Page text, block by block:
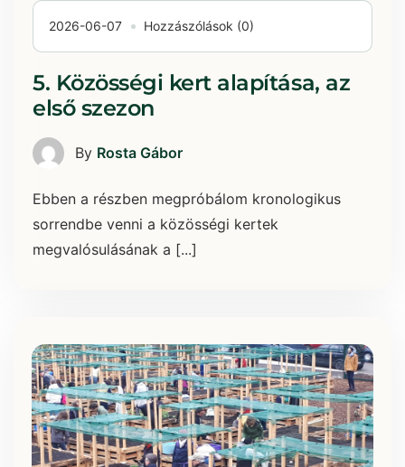
2026-06-07 Hozzászólások (0)
5. Közösségi kert alapítása, az
első szezon
By Rosta Gábor
Ebben a részben megpróbálom kronologikus
sorrendbe venni a közösségi kertek
megvalósulásának a [...]